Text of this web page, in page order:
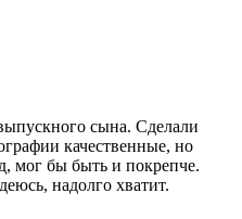
сына. Сделали
качественные, но
мог бы быть и покрепче.
надолго хватит.